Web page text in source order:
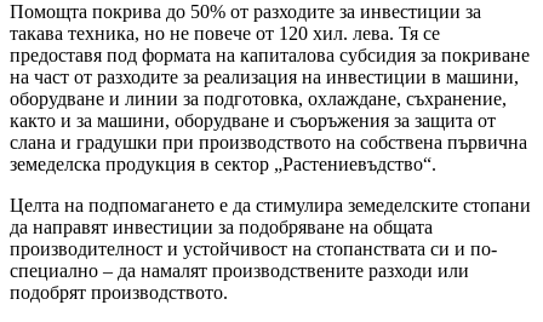
Помощта покрива до 50% от разходите за инвестиции за
такава техника, но не повече от 120 хил. лева. Тя се
предоставя под формата на капиталова субсидия за покриване
на част от разходите за реализация на инвестиции в машини,
оборудване и линии за подготовка, охлаждане, съхранение,
както и за машини, оборудване и съоръжения за защита от
слана и градушки при производството на собствена първична
земеделска продукция в сектор „Растениевъдство“.
Целта на подпомагането е да стимулира земеделските стопани
да направят инвестиции за подобряване на общата
производителност и устойчивост на стопанствата си и по-
специално – да намалят производствените разходи или
подобрят производството.